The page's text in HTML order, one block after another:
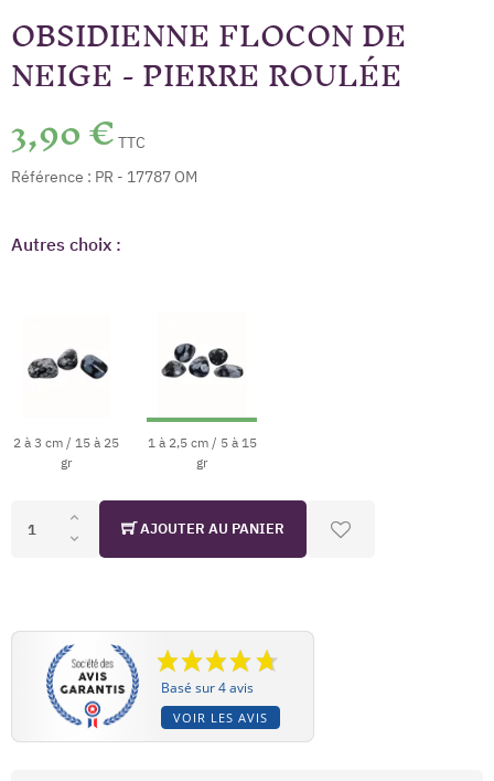
OBSIDIENNE FLOCON DE
NEIGE - PIERRE ROULÉE
3,90 € TTC
Référence : PR - 17787 OM
Autres choix :
2 à 3 cm / 15 à 25
gr
1 à 2,5 cm / 5 à 15
gr
AJOUTER AU PANIER
Basé sur 4 avis
VOIR LES AVIS